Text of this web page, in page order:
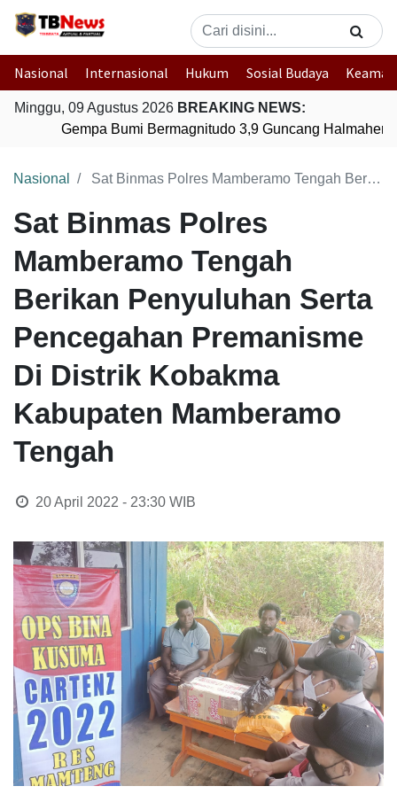
Nasional Internasional Hukum Sosial Budaya
Minggu, 09 Agustus 2026 BREAKING NEWS:
Gempa Bumi Bermagnitudo 3,9 Guncang Halmahera
Nasional Sat Binmas Polres Mamberamo Tengah Berikan Penyuluhan Serta Pencegahan Premanisme Di Distrik Kobakma Kabupaten Mamberamo Tengah
Sat Binmas Polres
Mamberamo Tengah
Berikan Penyuluhan Serta
Pencegahan Premanisme
Di Distrik Kobakma
Kabupaten Mamberamo
Tengah
20 April 2022 - 23:30WIB